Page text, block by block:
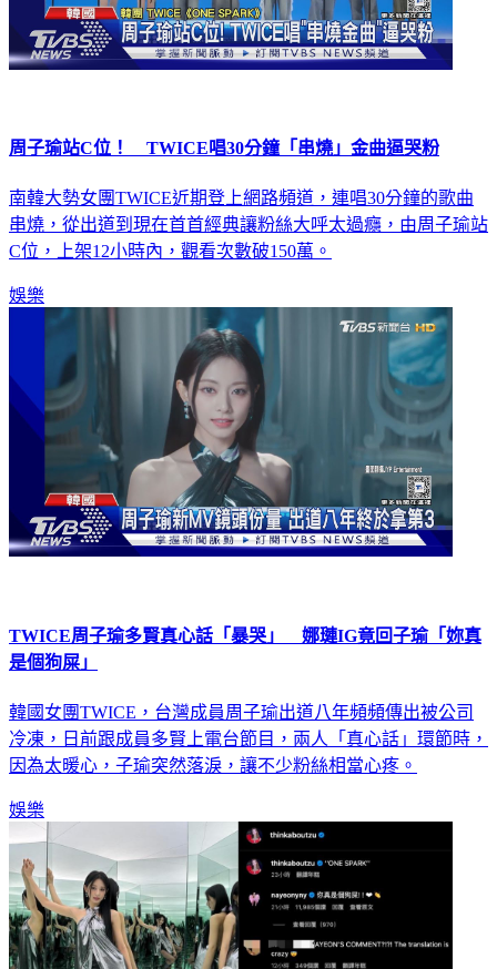
周子瑜站C位！ TWICE唱30分鐘「串燒」金曲逼哭粉
南韓大勢女團TWICE近期登上網路頻道，連唱30分鐘的歌曲
串燒，從出道到現在首首經典讓粉絲大呼太過癮，由周子瑜站
C位，上架12小時內，觀看次數破150萬。
娛樂
TWICE周子瑜多賢真心話「暴哭」 娜璉IG竟回子瑜「妳真
是個狗屎」
韓國女團TWICE，台灣成員周子瑜出道八年頻頻傳出被公司
冷凍，日前跟成員多賢上電台節目，兩人「真心話」環節時，
因為太暖心，子瑜突然落淚，讓不少粉絲相當心疼。
娛樂